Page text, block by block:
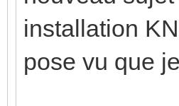
installation
pose vu que